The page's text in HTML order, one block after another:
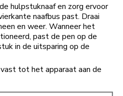
hulpstuknaaf en zorg ervoor
naafbus past. Draai
en weer. Wanneer het
past de pen op de
in de uitsparing op de
tot het apparaat aan de